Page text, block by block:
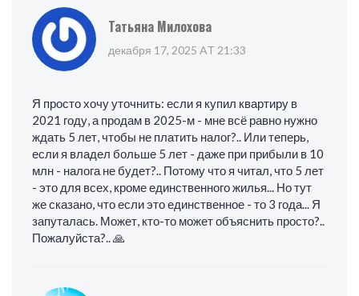
Татьяна Милохова
декабря 17, 2025 AT 21:33
Я просто хочу уточнить: если я купил квартиру в
2021 году, а продам в 2025-м - мне всё равно нужно
ждать 5 лет, чтобы не платить налог?.. Или теперь,
если я владел больше 5 лет - даже при прибыли в 10
млн - налога не будет?.. Потому что я читал, что 5 лет
- это для всех, кроме единственного жилья... Но тут
же сказано, что если это единственное - то 3 года... Я
запуталась. Может, кто-то может объяснить просто?..
Пожалуйста?.. 🙏